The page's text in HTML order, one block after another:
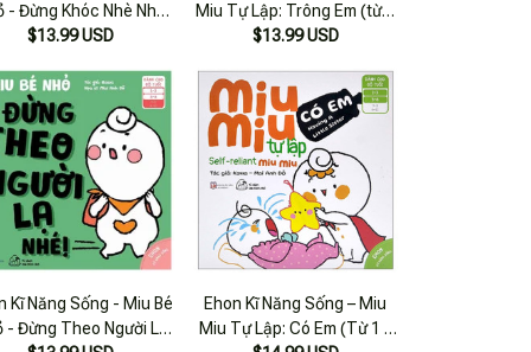
- Đừng Khóc Nhè Nhé
(từ 1 - 6 Tuổi)
$13.99 USD
Miu Tự Lập: Trông Em (từ 1
- 6 Tuổi) (song Ngữ Anh -
$13.99 USD
Kĩ Năng Sống - Miu Bé
- Đừng Theo Người Lạ
Ehon Kĩ Năng Sống – Miu
Miu Tự Lập: Có Em (Từ 1 –